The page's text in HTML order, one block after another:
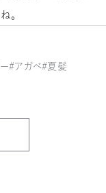
。
#アガベ#夏髪